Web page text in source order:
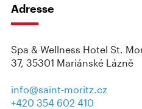
Adresse
Spa & Wellness Hotel St.
37, 35301 Mariánské Lázně
info@saint-moritz.cz
+420 354 602 410